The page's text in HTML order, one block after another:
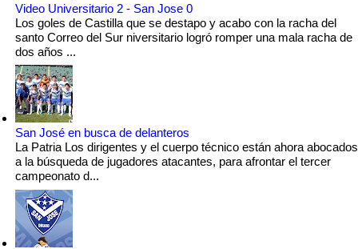
Video Universitario 2 - San Jose 0
Los goles de Castilla que se destapo y acabo con la racha del
santo Correo del Sur niversitario logró romper una mala racha de
dos años ...
San José en busca de delanteros
La Patria Los dirigentes y el cuerpo técnico están ahora abocados
a la búsqueda de jugadores atacantes, para afrontar el tercer
campeonato d...